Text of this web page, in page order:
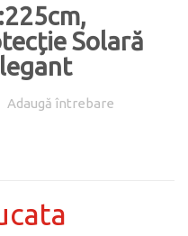
Solară
Adaugă întrebare
Lei /bucata